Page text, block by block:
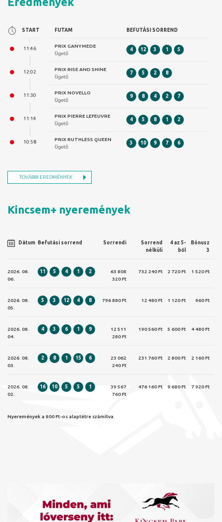
FUTAM BEFUTÁSI SORREND
PRIX GANYMEDE
Ügető
4 12 3 1 5
PRIX RISE AND SHINE
Ügető
7 5 2 8
PRIX NOVELLO
Ügető
9 8 4 2 7
PRIX PIERRE LEFEUVRE
Ügető
4 5 8 1 2
PRIX RUTHLESS QUEEN
Ügető
3 10 9 7 6
TOVÁBBI EREDMÉNYEK
Kincsem+ nyeremények
Dátum Befutási sorrend Sorrendi
Sorrend
nélküli
4 az 5-
ből
Bónusz
3
2026. 08.
06.
11 5 4 1 2
63 808
320 Ft
732 240 Ft 2 720 Ft 1 520 Ft
2026. 08.
05.
5 3 12 4 8 796 880 Ft 12 480 Ft 1 120 Ft 960 Ft
2026. 08.
04.
4 3 6 1 9
12 511
280 Ft
190 560 Ft 5 600 Ft 4 480 Ft
2026. 08.
03.
2 8 1 15 6
23 062
240 Ft
231 760 Ft 2 800 Ft 2 160 Ft
2026. 08.
02.
16 10 5 5 1
39 567
760 Ft
476 160 Ft 9 680 Ft 7 920 Ft
Nyeremények a 800 Ft-os alaptétre számítva.